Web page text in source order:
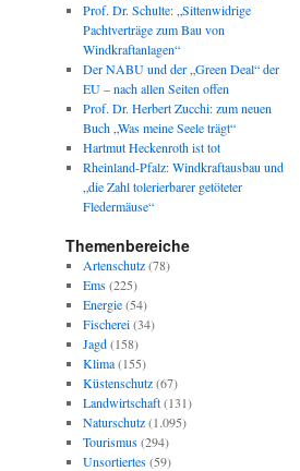
Prof. Dr. Schulte: „Sittenwidrige
Pachtverträge zum Bau von
Windkraftanlagen“
Der NABU und der „Green Deal“ der
EU – nach allen Seiten offen
Prof. Dr. Herbert Zucchi: zum neuen
Buch „Was meine Seele trägt“
Hartmut Heckenroth ist tot
Rheinland-Pfalz: Windkraftausbau und
„die Zahl tolerierbarer getöteter
Fledermäuse“
Themenbereiche
Artenschutz(78)
Ems(225)
Energie(54)
Fischerei(34)
Jagd(158)
Klima(155)
Küstenschutz(67)
Landwirtschaft(131)
Naturschutz(1.095)
Tourismus(294)
Unsortiertes(59)